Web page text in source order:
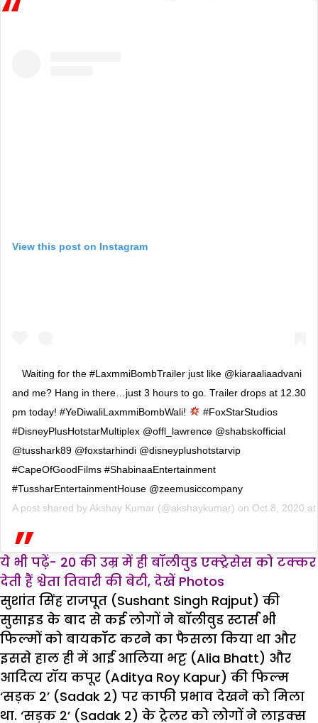
View this post on Instagram
Waiting for the #LaxmmiBombTrailer just like @kiaraaliaadvani
and me? Hang in there…just 3 hours to go. Trailer drops at 12.30
pm today! #YeDiwaliLaxmmiBombWali!
#FoxStarStudios
#DisneyPlusHotstarMultiplex @offl_lawrence @shabskofficial
@tusshark89 @foxstarhindi @disneyplushotstarvip
#CapeOfGoodFilms #ShabinaaEntertainment
#TussharEntertainmentHouse @zeemusiccompany
A post shared by Akshay Kumar (@akshaykumar) on Oct 8, 2020
ये भी पढ़ें- 20 की उम्र में ही बॉलीवुड एक्ट्रेसेस को टक्कर
देती हैं श्वेता तिवारी की बेटी, देखें Photos
सुशांत सिंह राजपूत (Sushant Singh Rajput) की
सुसाइड के बाद से कई लोगों ने बॉलीवुड स्टार्स भी
फिल्मों को बायकॉट करने का फैसला किया था और
इससे हाल ही में आई आलिया भट्ट (Alia Bhatt) और
आदित्य रॉय कपूर (Aditya Roy Kapur) की फिल्म
‘सड़क 2’ (Sadak 2) पर काफी प्रभाव देखने को मिला
था. ‘सड़क 2’ (Sadak 2) के ट्रेलर को लोगों ने लाइक्स